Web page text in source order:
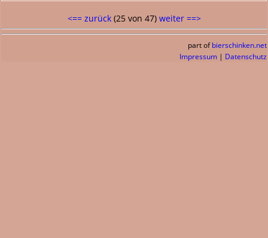
<== zurück(25 von 47) weiter ==>
part of bierschinken.net
Impressum | Datenschutz